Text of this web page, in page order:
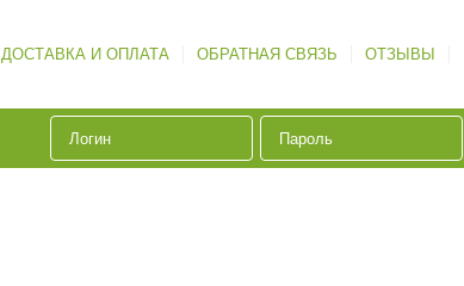
ДОСТАВКА И ОПЛАТА ОБРАТНАЯ СВЯЗЬ ОТЗЫВЫ